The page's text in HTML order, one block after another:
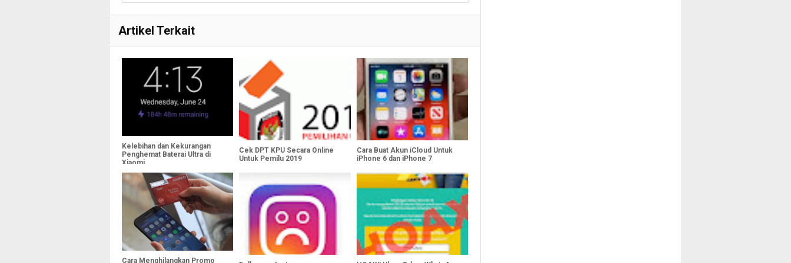
Artikel Terkait
Kelebihan dan Kekurangan
Penghemat Baterai Ultra di
Xiaomi
Cek DPT KPU Secara Online
Untuk Pemilu 2019
Cara Buat Akun iCloud Untuk
iPhone 6 dan iPhone 7
Cara Menghilangkan Promo